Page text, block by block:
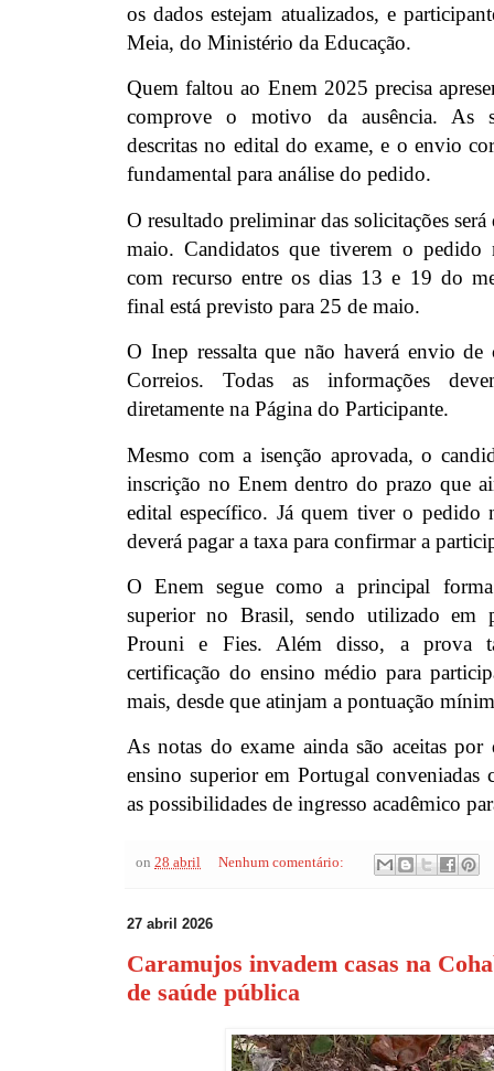
os dados estejam atualizados, e
Meia, do Ministério da Educação.
Quem faltou ao Enem 2025 precisa
comprove o motivo da ausência. As
descritas no edital do exame, e o envio
fundamental para análise do pedido.
O resultado preliminar das solicitações
maio. Candidatos que tiverem o pedido
com recurso entre os dias 13 e 19 do
final está previsto para 25 de maio.
O Inep ressalta que não haverá envio de
Correios. Todas as informações
diretamente na Página do Participante.
Mesmo com a isenção aprovada, o
inscrição no Enem dentro do prazo que
edital específico. Já quem tiver o pedido
deverá pagar a taxa para confirmar a
O Enem segue como a principal
superior no Brasil, sendo utilizado em
Prouni e Fies. Além disso, a prova
certificação do ensino médio para
mais, desde que atinjam a pontuação
As notas do exame ainda são aceitas por
ensino superior em Portugal
as possibilidades de ingresso acadêmico
on 28 abril Nenhum comentário:
27 abril 2026
Caramujos invadem casas na
de saúde pública